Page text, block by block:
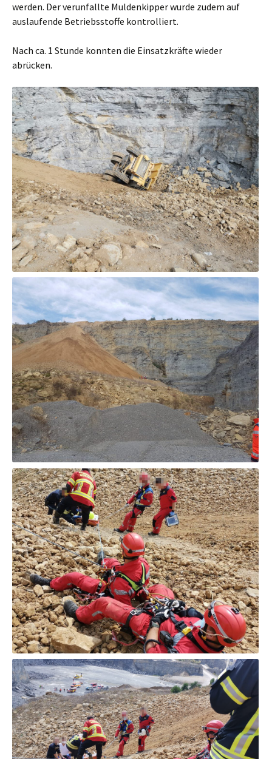
werden. Der verunfallte Muldenkipper wurde zudem auf
auslaufende Betriebsstoffe kontrolliert.
Nach ca. 1 Stunde konnten die Einsatzkräfte wieder
abrücken.